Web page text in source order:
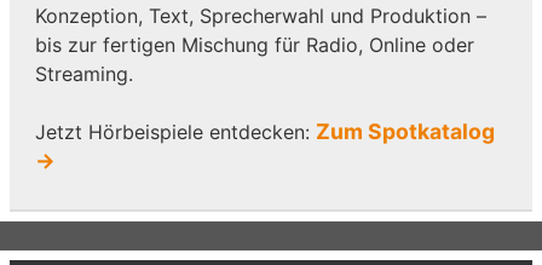
Konzeption, Text, Sprecherwahl und Produktion –
bis zur fertigen Mischung für Radio, Online oder
Streaming.
Jetzt Hörbeispiele entdecken: Zum Spotkatalog
→